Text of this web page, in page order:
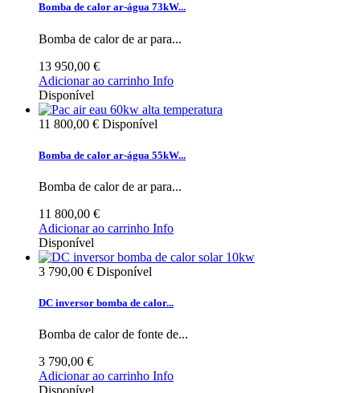
Bomba de calor ar-água 73kW...
Bomba de calor de ar para...
13 950,00 €
Adicionar ao carrinho Info
Disponível
11 800,00 € Disponível
Bomba de calor ar-água 55kW...
Bomba de calor de ar para...
11 800,00 €
Adicionar ao carrinho Info
Disponível
3 790,00 € Disponível
DC inversor bomba de calor...
Bomba de calor de fonte de...
3 790,00 €
Adicionar ao carrinho Info